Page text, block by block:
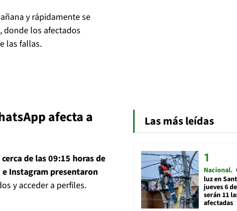
y rápidamente se
donde los afectados
las fallas.
afecta a
de las 09:15 horas de
e Instagram presentaron
y acceder a perfiles.
Las más leídas
Nacional
luz en
jueves 6
serán 11
afectadas